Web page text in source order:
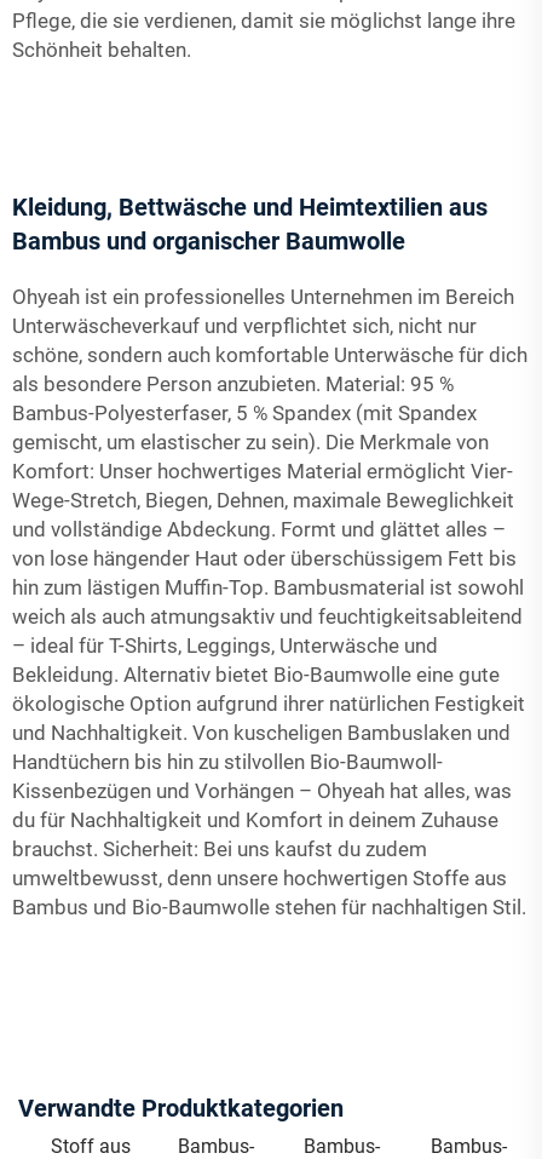
Pflege, die sie verdienen, damit sie möglichst lange ihre
Schönheit behalten.
Kleidung, Bettwäsche und Heimtextilien aus
Bambus und organischer Baumwolle
Ohyeah ist ein professionelles Unternehmen im Bereich
Unterwäscheverkauf und verpflichtet sich, nicht nur
schöne, sondern auch komfortable Unterwäsche für dich
als besondere Person anzubieten. Material: 95 %
Bambus-Polyesterfaser, 5 % Spandex (mit Spandex
gemischt, um elastischer zu sein). Die Merkmale von
Komfort: Unser hochwertiges Material ermöglicht Vier-
Wege-Stretch, Biegen, Dehnen, maximale Beweglichkeit
und vollständige Abdeckung. Formt und glättet alles –
von lose hängender Haut oder überschüssigem Fett bis
hin zum lästigen Muffin-Top. Bambusmaterial ist sowohl
weich als auch atmungsaktiv und feuchtigkeitsableitend
– ideal für T-Shirts, Leggings, Unterwäsche und
Bekleidung. Alternativ bietet Bio-Baumwolle eine gute
ökologische Option aufgrund ihrer natürlichen Festigkeit
und Nachhaltigkeit. Von kuscheligen Bambuslaken und
Handtüchern bis hin zu stilvollen Bio-Baumwoll-
Kissenbezügen und Vorhängen – Ohyeah hat alles, was
du für Nachhaltigkeit und Komfort in deinem Zuhause
brauchst. Sicherheit: Bei uns kaufst du zudem
umweltbewusst, denn unsere hochwertigen Stoffe aus
Bambus und Bio-Baumwolle stehen für nachhaltigen Stil.
Verwandte Produktkategorien
Stoff aus
Bambus-
Bambus-
Bambus-